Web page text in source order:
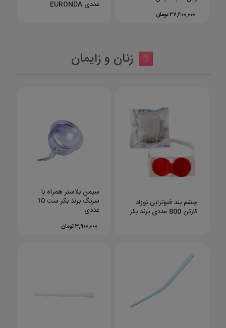
۲۷,۴۰۰,۰۰۰ تومان
عددی EURONDA
زنان و زایمان
چشم بند فتوتراپی نوزاد
کارتن 800 عددی برند بکر
سیمن بلاستر همراه با
سرنگ برند بکر ست 10
عددی
۳,۹۰۰,۰۰۰ تومان